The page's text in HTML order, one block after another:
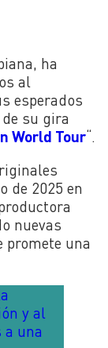
ha
al
esperados
su gira
World Tour“.
de 2025 en
nuevas
promete una
y al
a una